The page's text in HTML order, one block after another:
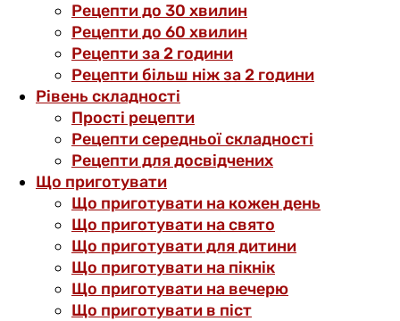
Рецепти до 30 хвилин
Рецепти до 60 хвилин
Рецепти за 2 години
Рецепти більш ніж за 2 години
Рівень складності
Прості рецепти
Рецепти середньої складності
Рецепти для досвідчених
Що приготувати
Що приготувати на кожен день
Що приготувати на свято
Що приготувати для дитини
Що приготувати на пікнік
Що приготувати на вечерю
Що приготувати в піст